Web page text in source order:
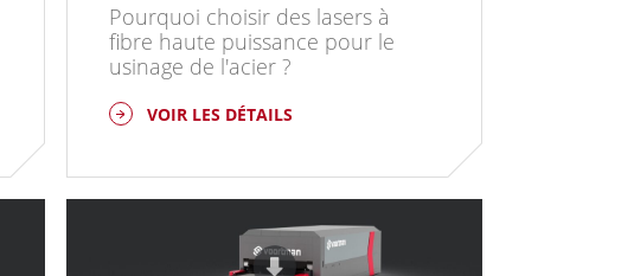
Pourquoi choisir des lasers à
fibre haute puissance pour le
usinage de l'acier ?
VOIR LES DÉTAILS